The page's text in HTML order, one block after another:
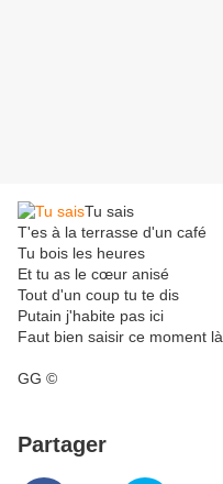
Tu sais
T'es à la terrasse d'un café
Tu bois les heures
Et tu as le cœur anisé
Tout d'un coup tu te dis
Putain j'habite pas ici
Faut bien saisir ce moment là
GG ©
Partager